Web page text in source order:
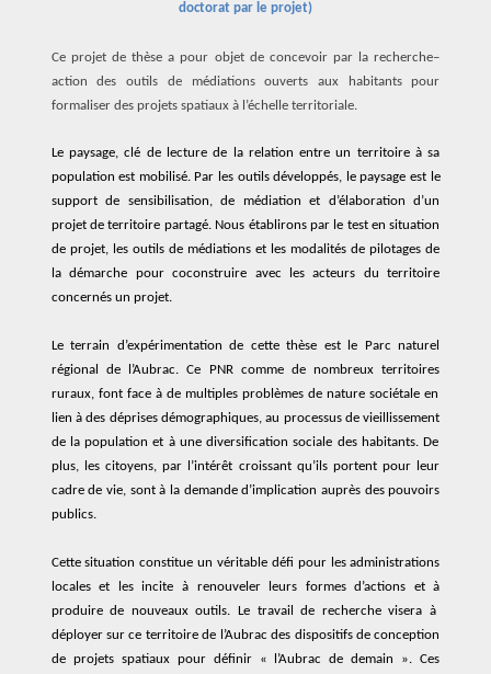
doctorat par le projet)
Ce projet de thèsea pour objetde concevoir par la recherche–
actiondes outils de médiationsouverts aux habitants pour
formaliser des projets spatiaux à l’échelle territoriale.
Le paysage,clé de lecture de la relationentre un territoireà sa
population est mobilisé. Par les outilsdéveloppés, le paysage est le
support de sensibilisation, de médiation et d’élaboration d’un
projet de territoire partagé. Nous établirons par le test en situation
de projet,les outils de médiations et les modalités de pilotages de
la démarche
pourcoconstruire avec es acteurs du territoire
concernés un projet.
Leterrain d’expérimentation de cette thèse est le Parc naturel
régional de l’Aubrac.Ce PNR comme denombreuxterritoires
ruraux, font face à de multiples problèmes de nature sociétaleen
lien àdes déprises démographiques, au processus devieillissement
de la populationet à une diversificationsociale des habitants.De
plus, les citoyens, par l’intérêt croissant qu’ils portentpour leur
cadre de vie, sont à la demande d’implication auprès des pouvoirs
publics.
Cette situationconstitue un véritable défi pour l es administrations
localeset les incite à renouvelerleurs formesd’actions età
produire de nouveaux outils. Letravail de recherchevisera à
déployersurce territoire de l’Aubracdes dispositifs de conception
de projetsspatiaux pour définir « l’Aubrac de demain ».Ces